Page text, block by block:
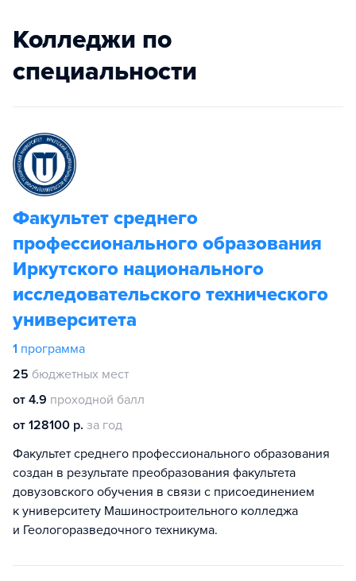
Колледжи по
специальности
Факультет среднего
профессионального образования
Иркутского национального
исследовательского технического
университета
1 программа
25 бюджетных мест
от 4.9 проходной балл
от 128100 р. за год
Факультет среднего профессионального образования
создан в результате преобразования факультета
довузовского обучения в связи с присоединением
к университету Машиностроительного колледжа
и Геологоразведочного техникума.